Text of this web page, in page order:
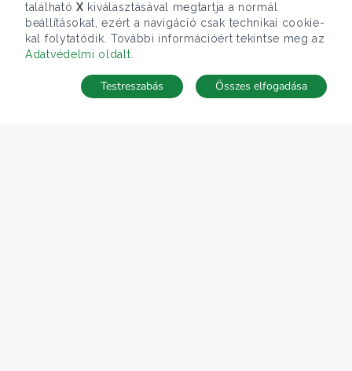
Telefonhívás Kapcsolat
található X kiválasztásával megtartja a normál
beállításokat, ezért a navigáció csak technikai cookie-
kal folytatódik. További információért tekintse meg az
Adatvédelmi oldalt
Összes elfogadása
Testreszabás